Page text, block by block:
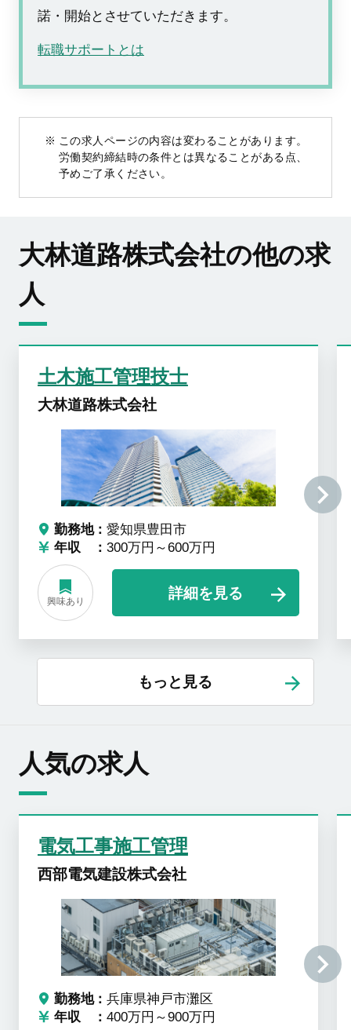
諾・開始とさせていただきます。
転職サポートとは
この求人ページの内容は変わることがあります。
労働契約締結時の条件とは異なることがある点、
予めご了承ください。
大林道路株式会社の他の求
人
土木施工管理技士
大林道路株式会社
勤務地
愛知県豊田市
年収
300万円～600万円
興味あり
詳細を見る
もっと見る
人気の求人
電気工事施工管理
西部電気建設株式会社
勤務地
兵庫県神戸市灘区
年収
400万円～900万円